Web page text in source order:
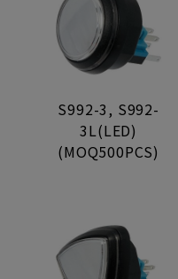
Trumpet Net
Wheels
Decoration Trimmer
Lock Clasp
S992-3, S992-
3L(LED)
(MOQ500PCS)